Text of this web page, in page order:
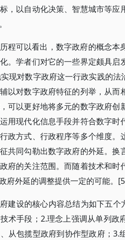
，以自动化决策、智慧城市等
程可以看出，数字政府的概念
。学者们对它的一些界定颇具
现对数字政府这一行政实践的
以对数字政府特征的列举，从
可以更好地将多元的数字政府
用现代化信息手段并符合数字时
政方式、行政程序等多个维度
共同勾勒出数字政府的外延。
府的关注范围。而随着技术和
府外延的调整提供一定的可能。
建设的核心内容总结为如下五
术手段；2.理念上强调从单列政
从包揽型政府到协作型政府；3.